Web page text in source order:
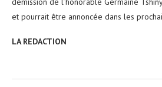
et pourrait être annoncée dans les
LA REDACTION